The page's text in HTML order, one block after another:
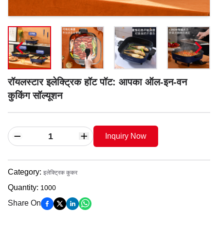
रॉयलस्टार इलेक्ट्रिक हॉट पॉट: आपका ऑल-इन-वन
कुकिंग सॉल्यूशन
Inquiry Now
Category: इलेक्ट्रिक कुकर
Quantity: 1000
Share On